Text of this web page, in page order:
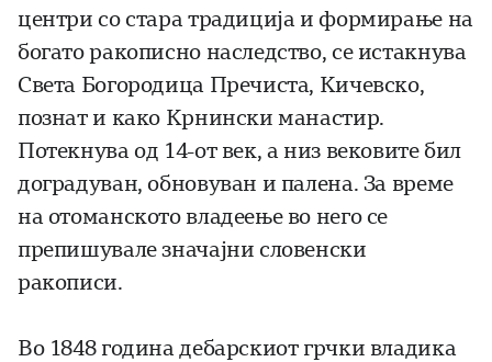
центри со стара традиција и формирање на
богато ракописно наследство, се истакнува
Света Богородица Пречиста, Кичевско,
познат и како Крнински манастир.
Потекнува од 14-от век, а низ вековите бил
доградуван, обновуван и палена. За време
на отоманското владеење во него се
препишувале значајни словенски
ракописи.
Во 1848 година дебарскиот грчки владика